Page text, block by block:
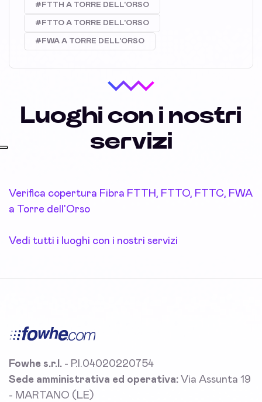
#FTTH A TORRE DELL'ORSO
#FTTO A TORRE DELL'ORSO
#FWA A TORRE DELL'ORSO
Luoghi con i nostri
servizi
Verifica copertura Fibra FTTH, FTTO, FTTC, FWA
a Torre dell'Orso
Vedi tutti i luoghi con i nostri servizi
Fowhe s.r.l. - P.I.04020220754
Sede amministrativa ed operativa: Via Assunta 19
- MARTANO (LE)